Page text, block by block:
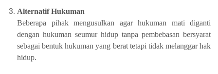
Alternatif Hukuman
Beberapa pihak mengusulkan agar hukuman mati diganti
dengan hukuman seumur hidup tanpa pembebasan bersyarat
sebagai bentuk hukuman yang berat tetapi tidak melanggar hak
hidup.